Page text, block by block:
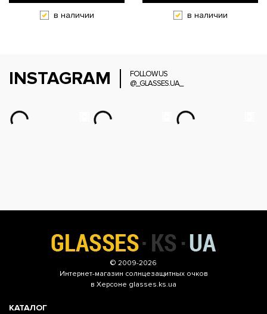
в наличии в наличии
INSTAGRAM
FOLLOW US
@_GLASSES.UA_
© 2009-2026
Интернет-магазин солнцезащитных очков
в Херсоне glasses.ks.ua
КАТАЛОГ